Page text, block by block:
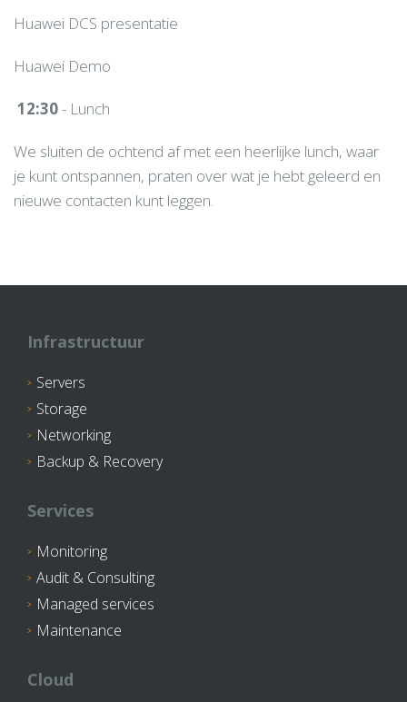
Huawei DCS presentatie
Huawei Demo
12:30- Lunch
We sluiten de ochtend af met een heerlijke lunch, waar
je kunt ontspannen, praten over wat je hebt geleerd en
nieuwe contacten kunt leggen.
Infrastructuur
Servers
Storage
Networking
Backup & Recovery
Services
Monitoring
Audit & Consulting
Managed services
Maintenance
Cloud